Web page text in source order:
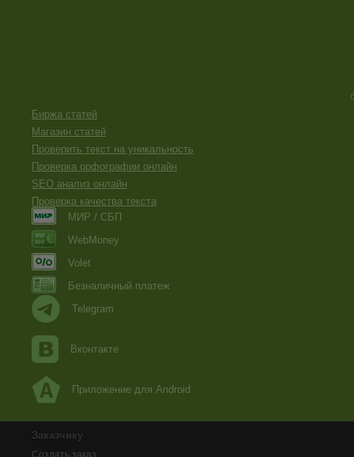
Биржа статей
Магазин статей
Проверить текст на уникальность
Проверка орфографии онлайн
SEO анализ онлайн
Проверка качества текста
МИР / СБП
WebMoney
Volet
Безналичный платеж
Telegram
Вконтакте
Приложение для Android
Заказчику
Создать заказ